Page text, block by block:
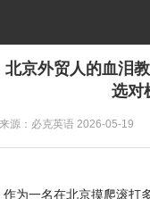
北京外贸人的血泪
选对
来源：必克英语 2026-05-19
作为一名在北京摸爬滚打